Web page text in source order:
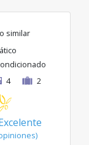
o similar
4 2